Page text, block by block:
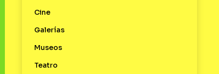
Cine
Galerías
Museos
Teatro